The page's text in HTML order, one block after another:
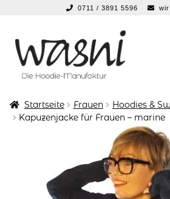
0711 / 3891 5596
Navigation
springen
Inhalt
springen
KONFIGURATOR
Startseite Frauen
Hoodies &
Kapuzenjacke für Frauen – marine